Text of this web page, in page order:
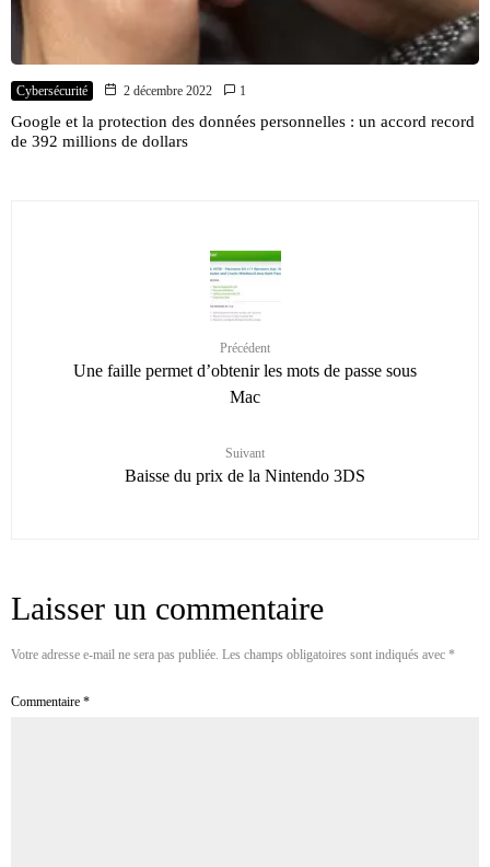
Cybersécurité 2 décembre 2022 1
Google et la protection des données personnelles : un accord record
de 392 millions de dollars
Précédent
Une faille permet d’obtenir les mots de passe sous
Mac
Suivant
Baisse du prix de la Nintendo 3DS
Laisser un commentaire
Votre adresse e-mail ne sera pas publiée. Les champs obligatoires sont indiqués avec *
Commentaire *